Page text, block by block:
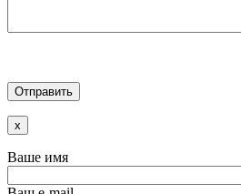
x
Ваше имя